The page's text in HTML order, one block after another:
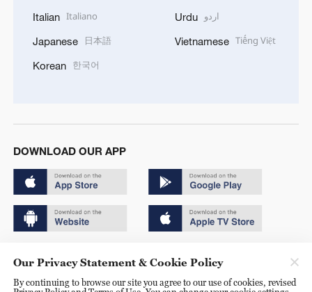
Italian Italiano
Japanese 日本語
Korean 한국어
Urdu اردو
Vietnamese Tiếng Việt
DOWNLOAD OUR APP
京ICP备20000184号
Our Privacy Statement & Cookie Policy
By continuing to browse our site you agree to our use of cookies, revised